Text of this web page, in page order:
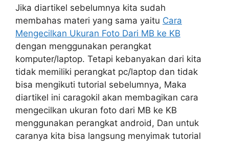
Jika diartikel sebelumnya kita sudah
membahas materi yang sama yaitu Cara
Mengecilkan Ukuran Foto Dari MB ke KB
dengan menggunakan perangkat
komputer/laptop. Tetapi kebanyakan dari kita
tidak memiliki perangkat pc/laptop dan tidak
bisa mengikuti tutorial sebelumnya, Maka
diartikel ini caragokil akan membagikan cara
mengecilkan ukuran foto dari MB ke KB
menggunakan perangkat android, Dan untuk
caranya kita bisa langsung menyimak tutorial